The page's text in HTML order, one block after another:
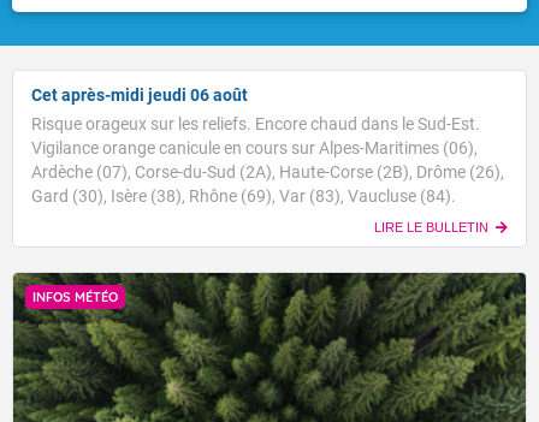
Cet après-midi jeudi 06 août
Risque orageux sur les reliefs. Encore chaud dans le Sud-Est.
Vigilance orange canicule en cours sur Alpes-Maritimes (06),
Ardèche (07), Corse-du-Sud (2A), Haute-Corse (2B), Drôme (26),
Gard (30), Isère (38), Rhône (69), Var (83), Vaucluse (84).
LIRE LE BULLETIN
INFOS MÉTÉO